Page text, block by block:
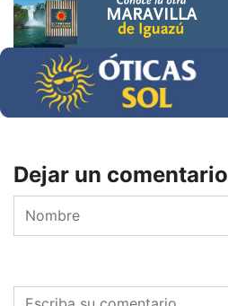
Dejar un comentario